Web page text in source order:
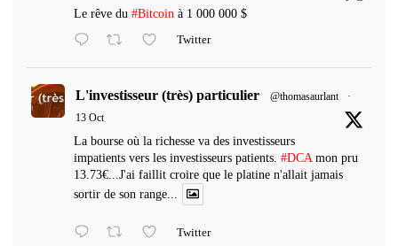
Le rêve du #Bitcoin à 1 000 000 $
Twitter
L'investisseur (très) particulier @thomasaurlant
·
13 Oct
La bourse où la richesse va des investisseurs
impatients vers les investisseurs patients. #DCA mon pru
13.73€...J'ai faillit croire que le platine n'allait jamais
sortir de son range...
Twitter